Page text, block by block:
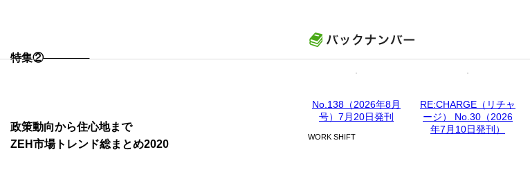
特集②──────
政策動向から住心地まで
ZEH市場トレンド総まとめ2020
No.138（2026年8月
号）7月20日発刊
WORK SHIFT
RE:CHARGE（リチャ
ージ） No.30（2026
年7月10日発刊）